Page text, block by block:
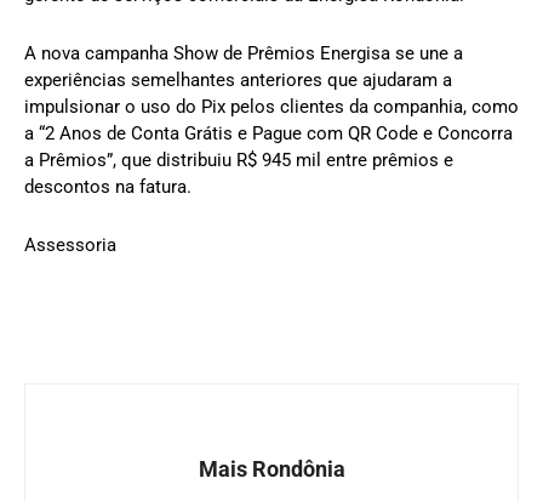
A nova campanha Show de Prêmios Energisa se une a
experiências semelhantes anteriores que ajudaram a
impulsionar o uso do Pix pelos clientes da companhia, como
a “2 Anos de Conta Grátis e Pague com QR Code e Concorra
a Prêmios”, que distribuiu R$ 945 mil entre prêmios e
descontos na fatura.
Assessoria
Mais Rondônia